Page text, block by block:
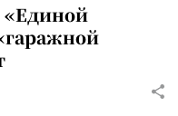
«Единой